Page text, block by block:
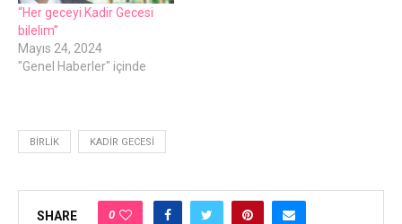
“Her geceyi Kadir Gecesi
bilelim”
Mayıs 24, 2024
"Genel Haberler" içinde
BIRLIK KADIR GECESI
SHARE 0